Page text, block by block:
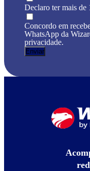
Declaro ter mais de
Concordo em
WhatsApp da
privacidade.